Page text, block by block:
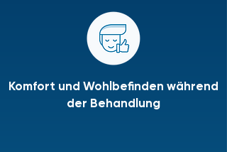
Komfort und Wohlbefinden während
der Behandlung